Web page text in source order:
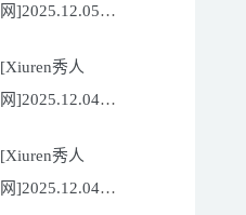
网]2025.12.05
nienie[60P/642.39MB]
[Xiuren秀人
网]2025.12.04
Flora[81P/832.27MB]
[Xiuren秀人
网]2025.12.04